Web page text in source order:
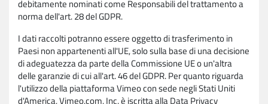
debitamente nominati come Responsabili del trattamento a
norma dell'art. 28 del GDPR.
I dati raccolti potranno essere oggetto di trasferimento in
Paesi non appartenenti all'UE, solo sulla base di una decisione
di adeguatezza da parte della Commissione UE o un'altra
delle garanzie di cui all'art. 46 del GDPR. Per quanto riguarda
l'utilizzo della piattaforma Vimeo con sede negli Stati Uniti
d'America, Vimeo.com, Inc. è iscritta alla Data Privacy